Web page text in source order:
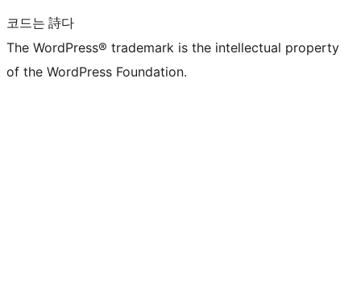
코드는 詩다
The WordPress® trademark is the intellectual property
of the WordPress Foundation.